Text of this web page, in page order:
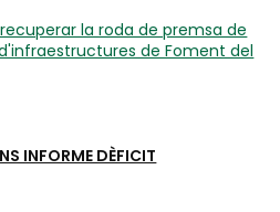
la roda de premsa de
de Foment del
INFORME DÈFICIT